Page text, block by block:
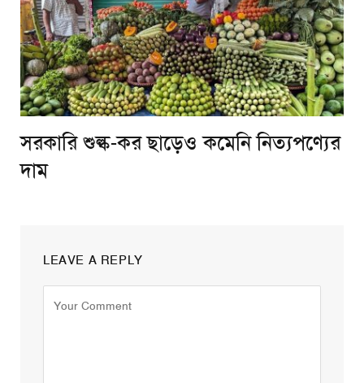
সরকারি শুল্ক-কর ছাড়েও কমেনি নিত্যপণ্যের
দাম
LEAVE A REPLY